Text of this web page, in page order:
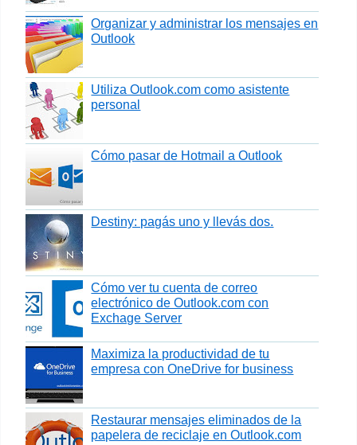
Organizar y administrar los mensajes en
Outlook
Utiliza Outlook.com como asistente
personal
Cómo pasar de Hotmail a Outlook
Destiny: pagás uno y llevás dos.
Cómo ver tu cuenta de correo
electrónico de Outlook.com con
Exchage Server
Maximiza la productividad de tu
empresa con OneDrive for business
Restaurar mensajes eliminados de la
papelera de reciclaje en Outlook.com